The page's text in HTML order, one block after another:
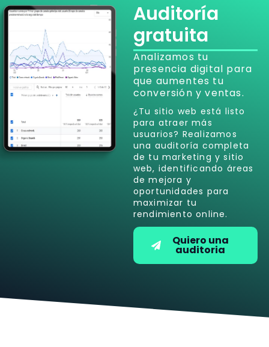
Auditoría
gratuita
Analizamos tu
presencia digital para
que aumentes tu
conversión y ventas.
¿Tu sitio web está listo
para atraer más
usuarios? Realizamos
una auditoría completa
de tu marketing y sitio
web, identificando áreas
de mejora y
oportunidades para
maximizar tu
rendimiento online.
Quiero una
auditoria